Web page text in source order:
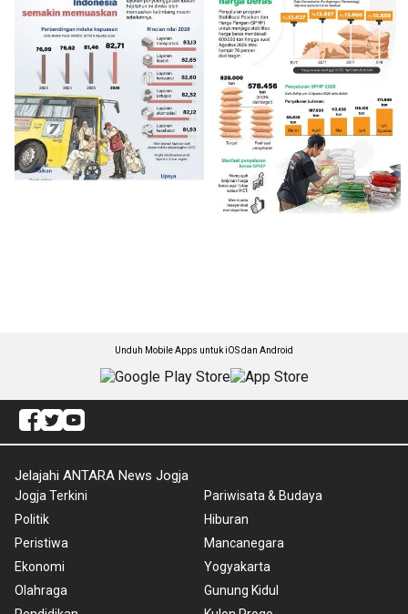
Unduh Mobile Apps untuk iOS dan Android
Jelajahi ANTARA News Jogja
Jogja Terkini
Politik
Peristiwa
Ekonomi
Olahraga
Pariwisata & Budaya
Hiburan
Mancanegara
Yogyakarta
Gunung Kidul